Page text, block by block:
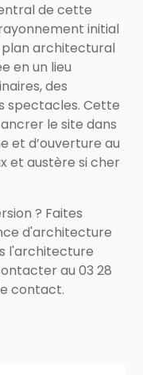
de cette
initial
plan architectural
en un lieu
des
spectacles. Cette
le site dans
et d’ouverture au
et austère si cher
? Faites
d'architecture
l'architecture
au 03 28
contact.